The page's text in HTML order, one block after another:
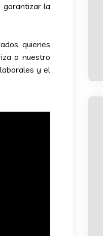
garantizar la
quienes
a nuestro
y el